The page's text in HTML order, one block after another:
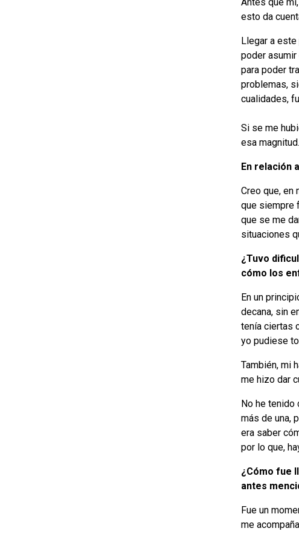
esto da
Llegar a
poder
para poder
problemas,
cualidades,
Si se me
esa magnitud.
En relación
Creo que, en
que siempre
que se me
situaciones
¿Tuvo
cómo los
En un
decana, sin
tenía ciertas
yo pudiese
También, mi
me hizo dar
No he
más de una,
era saber
por lo que,
¿Cómo fue
antes
Fue un
me